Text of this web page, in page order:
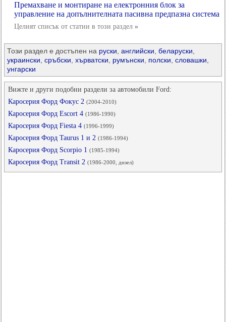
Премахване и монтиране на електронния блок за
управление на допълнителната пасивна предпазна система
Целият списък от статии в този раздел »
Този раздел е достъпен на руски английски беларуски
украински сръбски хърватски румънски полски словашки
унгарски
Вижте и други подобни раздели за автомобили Ford:
Каросерия Форд Фокус 2 (2004-2010)
Каросерия Форд Escort 4 (1986-1990)
Каросерия Форд Fiesta 4 (1996-1999)
Каросерия Форд Taurus 1 и 2 (1986-1994)
Каросерия Форд Scorpio 1 (1985-1994)
Каросерия Форд Transit 2 (1986-2000, дизел)